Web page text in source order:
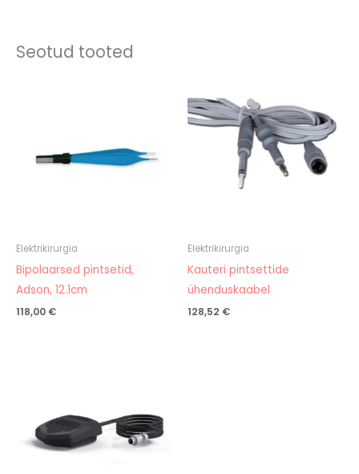
Seotud tooted
Elektrikirurgia
Bipolaarsed pintsetid,
Adson, 12.1cm
118,00 €
Elektrikirurgia
Kauteri pintsettide
ühenduskaabel
128,52 €